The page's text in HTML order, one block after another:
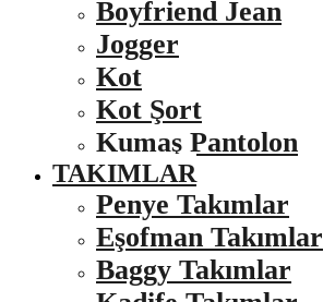
Boyfriend Jean
Jogger
Kot
Kot Şort
Kumaş Pantolon
TAKIMLAR
Penye Takımlar
Eşofman Takımlar
Baggy Takımlar